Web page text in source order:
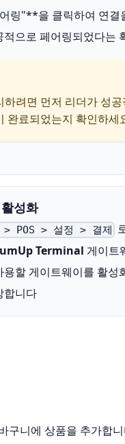
링"**을 클릭하여 연결
적으로 페어링되었다는
하려면 먼저 리더가 성
완료되었는지 확인하세
성화
> POS > 설정 > 결제
Terminal 게이트
용할 게이트웨이를 활성
합니다
구니에 상품을 추가합